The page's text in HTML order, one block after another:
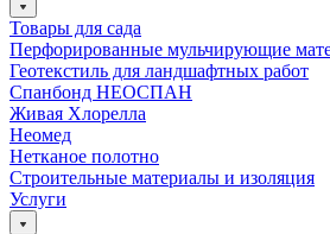
Товары для сада
Перфорированные мульчирующие
Геотекстиль для ландшафтных работ
Спанбонд НЕОСПАН
Живая Хлорелла
Нeомед
Нетканое полотно
Строительные материалы и изоляция
Услуги